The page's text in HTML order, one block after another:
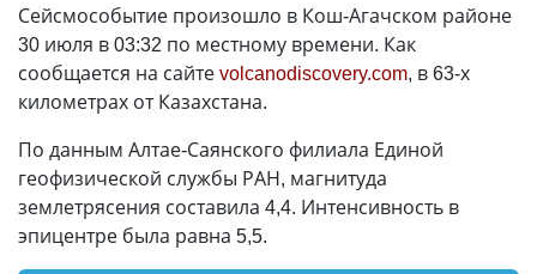
Сейсмособытие произошло в Кош-Агачском районе
30 июля в 03:32 по местному времени. Как
сообщается на сайтеvolcanodiscovery.com, в 63-х
километрах от Казахстана.
По данным Алтае-Саянского филиала Единой
геофизической службы РАН, магнитуда
землетрясения составила 4,4. Интенсивность в
эпицентре была равна 5,5.